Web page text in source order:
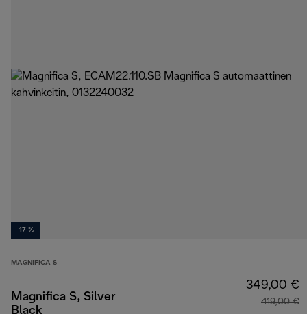
-17 %
MAGNIFICA S
Magnifica S, Silver
Black
349,00 €
419,00 €